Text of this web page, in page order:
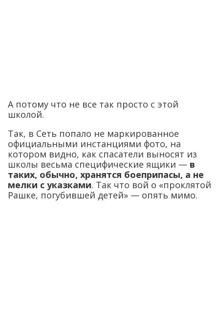
А потому что не все так просто с этой
школой.
Так, в Сеть попало не маркированное
официальными инстанциями фото, на
котором видно, как спасатели выносят из
школы весьма специфические ящики — в
таких, обычно, хранятся боеприпасы, а не
мелки с указками. Так что вой о «проклятой
Рашке, погубившей детей» — опять мимо.